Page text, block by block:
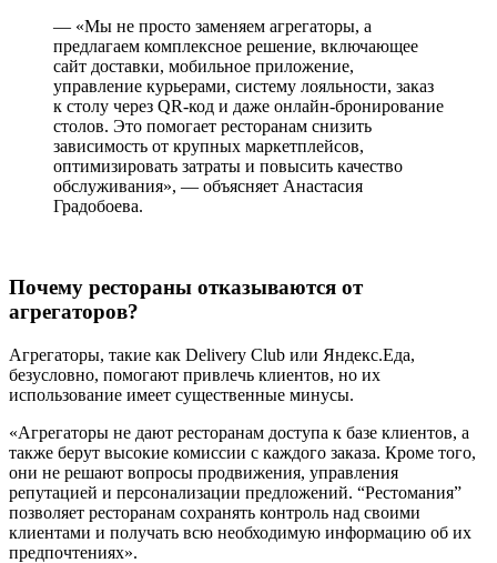
— «Мы не просто заменяем агрегаторы, а
предлагаем комплексное решение, включающее
сайт доставки, мобильное приложение,
управление курьерами, систему лояльности, заказ
к столу через QR-код и даже онлайн-бронирование
столов. Это помогает ресторанам снизить
зависимость от крупных маркетплейсов,
оптимизировать затраты и повысить качество
обслуживания», — объясняет Анастасия
Градобоева.
Почему рестораны отказываются от
агрегаторов?
Агрегаторы, такие как Delivery Club или Яндекс.Еда,
безусловно, помогают привлечь клиентов, но их
использование имеет существенные минусы.
«Агрегаторы не дают ресторанам доступа к базе клиентов, а
также берут высокие комиссии с каждого заказа. Кроме того,
они не решают вопросы продвижения, управления
репутацией и персонализации предложений. “Рестомания”
позволяет ресторанам сохранять контроль над своими
клиентами и получать всю необходимую информацию об их
предпочтениях».